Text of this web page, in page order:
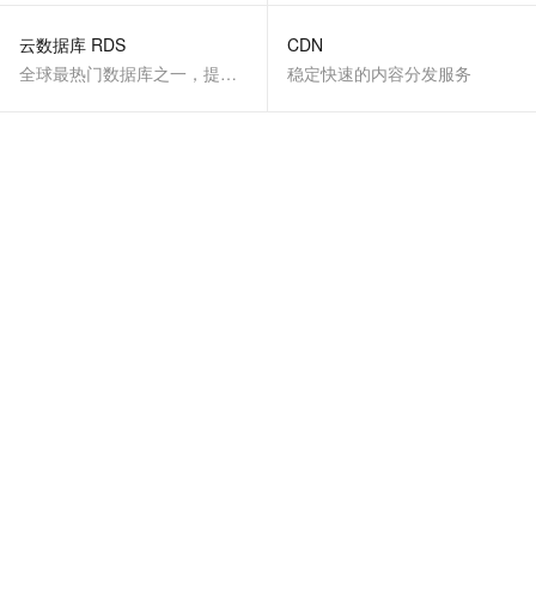
云数据库 RDS
全球最热门数据库之一，提供全托管的稳定服务
CDN
稳定快速的内容分发服务